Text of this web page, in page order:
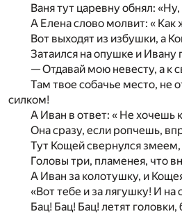
Ваня тут царевну обнял:
А Елена слово молвит: «
Вот выходят из избушки, а
Затаился на опушке и Ивану
— Отдавай мою невесту, а к
Там твое собачье место, не
силком!
А Иван в ответ: « Не хочешь
Она сразу, если ропчешь,
Тут Кощей свернулся
Головы три, пламенея, что
А Иван за колотушку, и
«Вот тебе и за лягушку! И на
Бац! Бац! Бац! летят